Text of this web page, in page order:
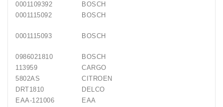
0001109392
BOSCH
0001115092
BOSCH
0001115093 BOSCH
0986021810
BOSCH
113959
CARGO
5802AS
CITROEN
DRT1810
DELCO
EAA-121006
EAA